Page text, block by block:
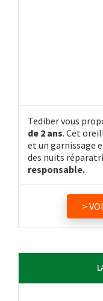
Tediber vous
de 2 ans. Cet
et un garnissage
des nuits
responsable.
>